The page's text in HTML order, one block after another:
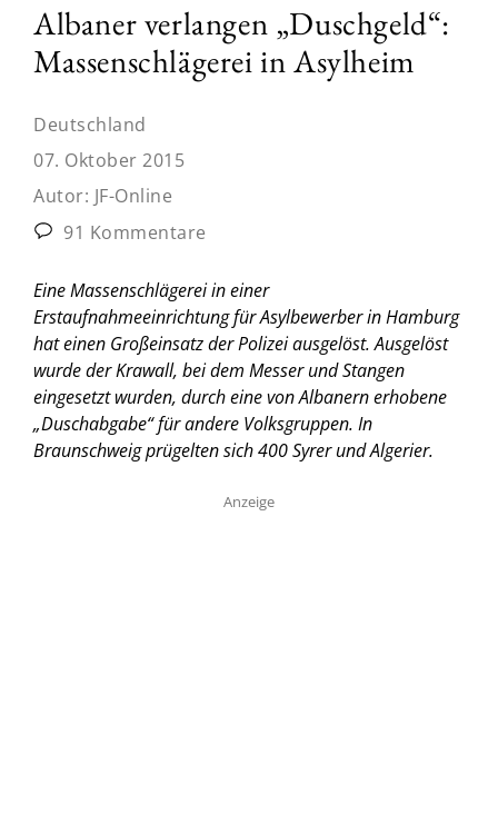
Albaner verlangen „Duschgeld“:
Massenschlägerei in Asylheim
Deutschland
07. Oktober 2015
Autor: JF-Online
91 Kommentare
Eine Massenschlägerei in einer
Erstaufnahmeeinrichtung für Asylbewerber in Hamburg
hat einen Großeinsatz der Polizei ausgelöst. Ausgelöst
wurde der Krawall, bei dem Messer und Stangen
eingesetzt wurden, durch eine von Albanern erhobene
„Duschabgabe“ für andere Volksgruppen. In
Braunschweig prügelten sich 400 Syrer und Algerier.
Anzeige